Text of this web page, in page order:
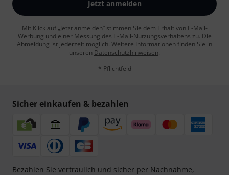
Jetzt anmelden
Mit Klick auf „Jetzt anmelden“ stimmen Sie dem Erhalt von E-Mail-
Werbung und einer Messung des E-Mail-Nutzungsverhaltens zu. Die
Abmeldung ist jederzeit möglich. Weitere Informationen finden Sie in
unseren Datenschutzhinweisen.
* Pflichtfeld
Sicher einkaufen & bezahlen
Bezahlen Sie vertraulich und sicher per Nachnahme,